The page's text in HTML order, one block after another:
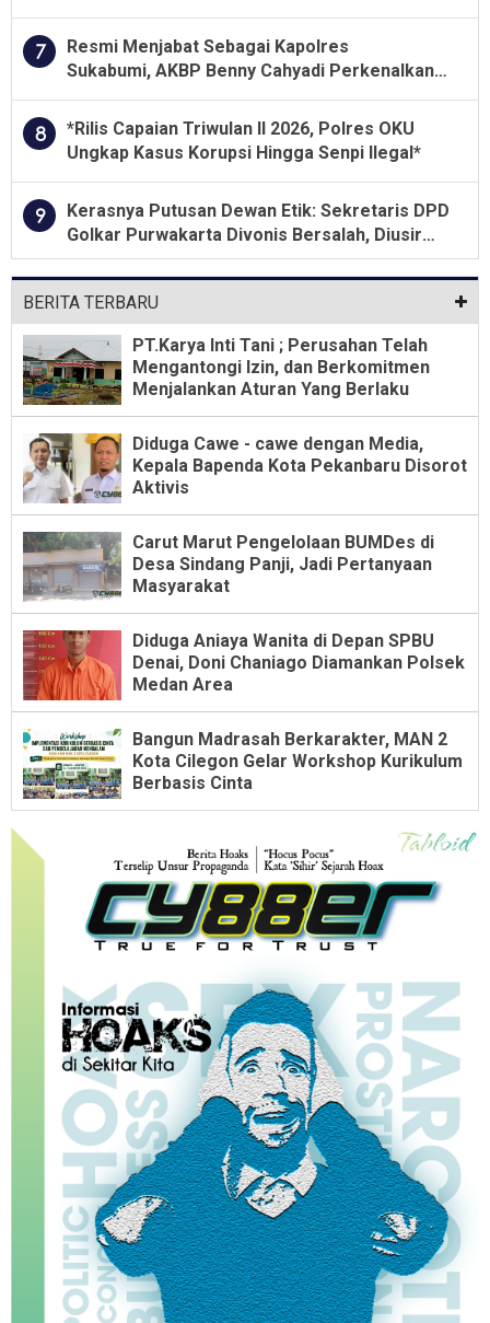
7
Resmi Menjabat Sebagai Kapolres
Sukabumi, AKBP Benny Cahyadi Perkenalkan
8
*Rilis Capaian Triwulan II 2026, Polres OKU
Ungkap Kasus Korupsi Hingga Senpi Ilegal*
9
Kerasnya Putusan Dewan Etik: Sekretaris DPD
Golkar Purwakarta Divonis Bersalah, Diusir
Dari Jabatan Selama Empat Tahun
BERITA TERBARU
PT.Karya Inti Tani ; Perusahan Telah
Mengantongi Izin, dan Berkomitmen
Menjalankan Aturan Yang Berlaku
Diduga Cawe - cawe dengan Media,
Kepala Bapenda Kota Pekanbaru Disorot
Aktivis
Carut Marut Pengelolaan BUMDes di
Desa Sindang Panji, Jadi Pertanyaan
Masyarakat
Diduga Aniaya Wanita di Depan SPBU
Denai, Doni Chaniago Diamankan Polsek
Medan Area
Bangun Madrasah Berkarakter, MAN 2
Kota Cilegon Gelar Workshop Kurikulum
Berbasis Cinta